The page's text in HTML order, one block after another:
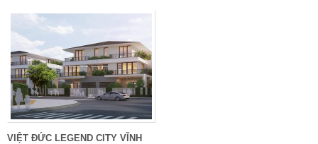
VIỆT ĐỨC LEGEND CITY VĨNH